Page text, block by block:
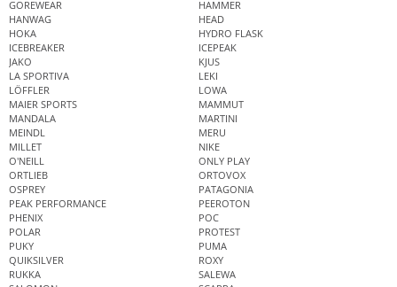
GOREWEAR
HAMMER
HANWAG
HEAD
HOKA
HYDRO FLASK
ICEBREAKER
ICEPEAK
JAKO
KJUS
LA SPORTIVA
LEKI
LÖFFLER
LOWA
MAIER SPORTS
MAMMUT
MANDALA
MARTINI
MEINDL
MERU
MILLET
NIKE
O'NEILL
ONLY PLAY
ORTLIEB
ORTOVOX
OSPREY
PATAGONIA
PEAK PERFORMANCE
PEEROTON
PHENIX
POC
POLAR
PROTEST
PUKY
PUMA
QUIKSILVER
ROXY
RUKKA
SALEWA